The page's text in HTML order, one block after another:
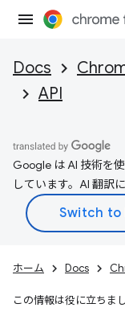
Docs
API
Google は AI 技術を
しています。AI 翻訳
ホーム Docs
この情報は役に立ちま